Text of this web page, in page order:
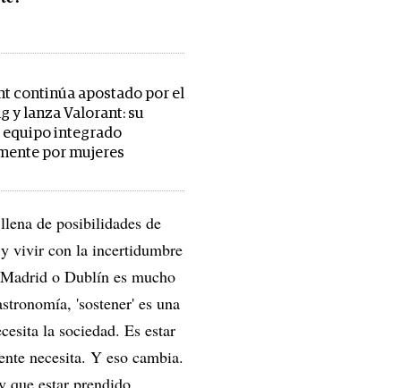
continúa apostado por el
y lanza Valorant: su
equipo integrado
por mujeres
de posibilidades de
vivir con la incertidumbre
o Dublín es mucho
'sostener' es una
la sociedad. Es estar
necesita. Y eso cambia.